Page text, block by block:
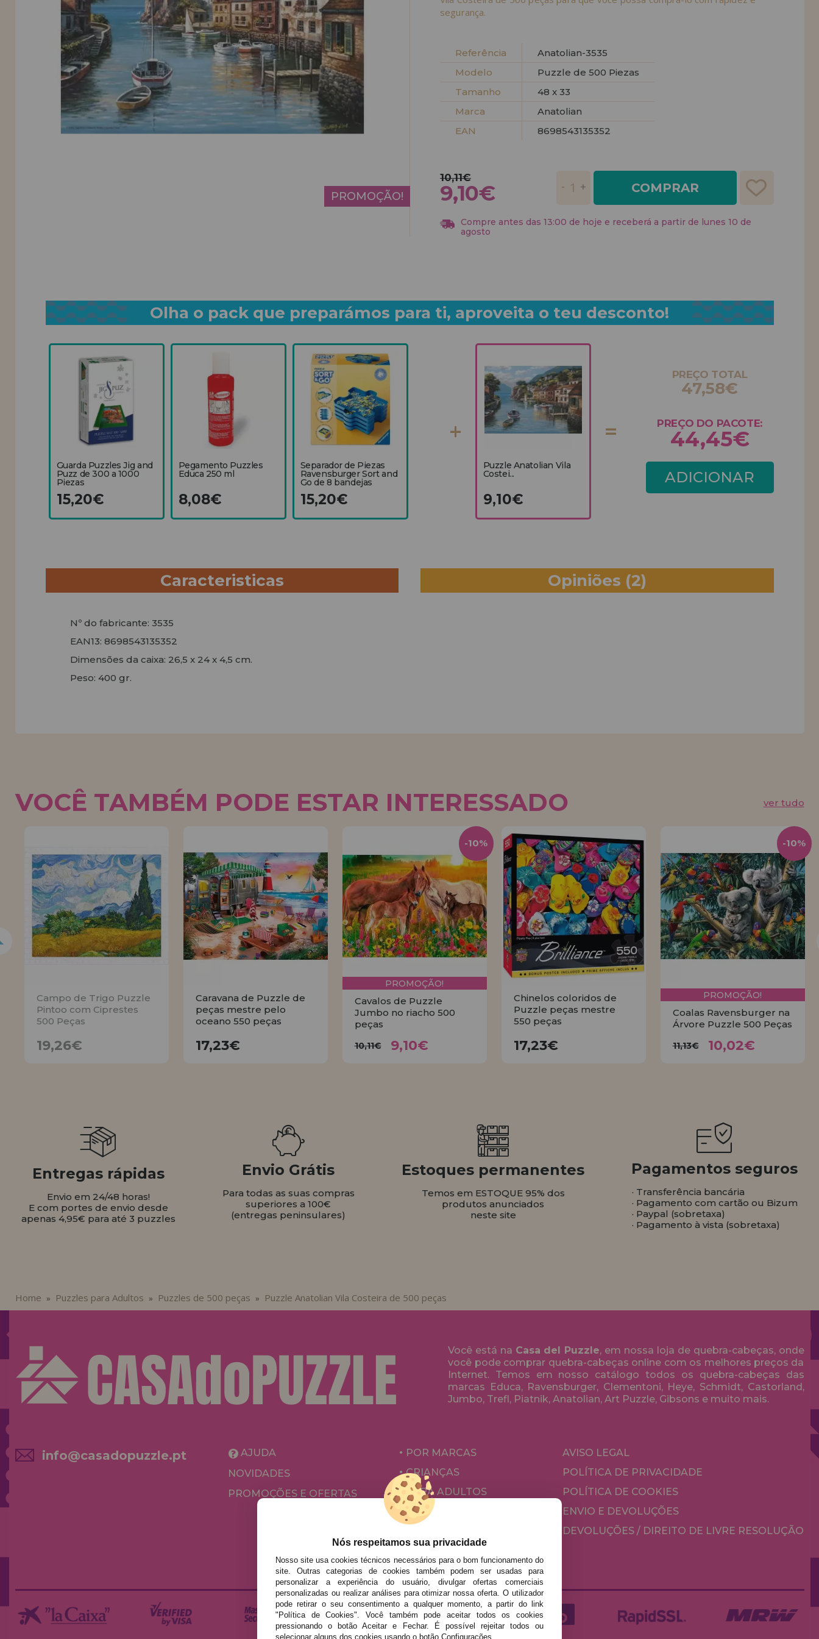
LIQUIDAÇÕES
EM FORMAÇÃO
info@casadopuzzle.pt
segurança.
Referência
Anatolian-3535
Modelo
Puzzle de 500 Piezas
Tamanho
48 x 33
Marca
Anatolian
EAN
8698543135352
PROMOÇÃO!
10,11€
9,10€ COMPRAR
Compre antes das 13:00 de hoje e receberá a partir de lunes 10 de
agosto
Olha o pack que preparámos para ti, aproveita o teu desconto!
Guarda Puzzles Jig and
Puzz de 300 a 1000
Piezas
15,20€
Pegamento Puzzles
Educa 250 ml
8,08€
Separador de Piezas
Ravensburger Sort and
Go de 8 bandejas
15,20€
Puzzle Anatolian Vila
Costei...
9,10€
PREÇO TOTAL
47,58€
PREÇO DO PACOTE:
44,45€
ADICIONAR
Caracteristicas Opiniões (2)
Nº do fabricante: 3535
EAN13: 8698543135352
Dimensões da caixa: 26,5 x 24 x 4,5 cm.
Peso: 400 gr.
VOCÊ TAMBÉM PODE ESTAR INTERESSADO ver tudo
Campo de Trigo Puzzle
Pintoo com Ciprestes
500 Peças
19,26€
Caravana de Puzzle de
peças mestre pelo
oceano 550 peças
17,23€
PROMOÇÃO!
Cavalos de Puzzle
Jumbo no riacho 500
peças
10,11€ 9,10€
-10%
Chinelos coloridos de
Puzzle peças mestre
550 peças
17,23€
PROMOÇÃO!
Coalas Ravensburger na
Árvore Puzzle 500 Peças
11,13€ 10,02€
-10%
Entregas rápidas
Envio em 24/48 horas!
E com portes de envio desde
apenas 4,95€ para até 3 puzzles
Envio Grátis
Para todas as suas compras
superiores a 100€
(entregas peninsulares)
Estoques permanentes
Temos em ESTOQUE 95% dos
produtos anunciados
neste site
Pagamentos seguros
· Transferência bancária
· Pagamento com cartão ou Bizum
· Paypal (sobretaxa)
· Pagamento à vista (sobretaxa)
Home » Puzzles para Adultos » Puzzles de 500 peças » Puzzle Anatolian Vila Costeira de 500 peças
Você está na Casa del Puzzle, em nossa loja de quebra-cabeças, onde
você pode comprar quebra-cabeças online com os melhores preços da
Internet. Temos em nosso catálogo todos os quebra-cabeças das
marcas Educa, Ravensburger, Clementoni, Heye, Schmidt, Castorland,
Jumbo, Trefl, Piatnik, Anatolian, Art Puzzle, Gibsons e muito mais.
info@casadopuzzle.pt
AJUDA
NOVIDADES
PROMOÇÕES E OFERTAS
POR MARCAS
CRIANÇAS
PARA ADULTOS
POR AUTORES
JOGOS DE TABULEIRO
AVISO LEGAL
POLÍTICA DE PRIVACIDADE
POLÍTICA DE COOKIES
ENVIO E DEVOLUÇÕES
DEVOLUÇÕES / DIREITO DE LIVRE RESOLUÇÃO
Nós respeitamos sua privacidade
Nosso site usa cookies técnicos necessários para o bom funcionamento do
site. Outras categorias de cookies também podem ser usadas para
personalizar a experiência do usuário, divulgar ofertas comerciais
personalizadas ou realizar análises para otimizar nossa oferta. O utilizador
pode retirar o seu consentimento a qualquer momento, a partir do link
"Política de Cookies". Você também pode aceitar todos os cookies
pressionando o botão Aceitar e Fechar. É possível rejeitar todos ou
selecionar alguns dos cookies usando o botão Configurações.